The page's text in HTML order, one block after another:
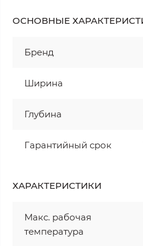
ОСНОВНЫЕ
Бренд
Ширина
Глубина
Гарантийный срок
ХАРАКТЕРИСТИКИ
Макс. рабочая
температура